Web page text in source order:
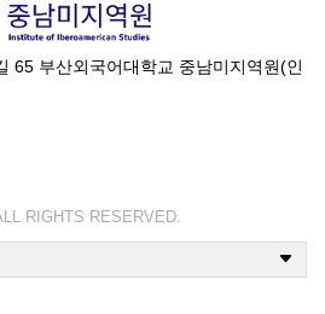
65 부산외국어대학교 중남미지역원(인
RIGHTS RESERVED.